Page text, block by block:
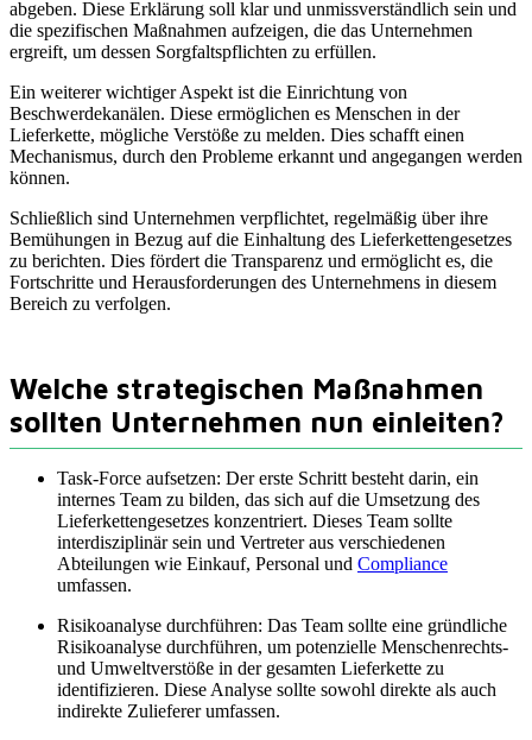
abgeben. Diese Erklärung soll klar und unmissverständlich sein und
die spezifischen Maßnahmen aufzeigen, die das Unternehmen
ergreift, um dessen Sorgfaltspflichten zu erfüllen.
Ein weiterer wichtiger Aspekt ist die Einrichtung von
Beschwerdekanälen. Diese ermöglichen es Menschen in der
Lieferkette, mögliche Verstöße zu melden. Dies schafft einen
Mechanismus, durch den Probleme erkannt und angegangen werden
können.
Schließlich sind Unternehmen verpflichtet, regelmäßig über ihre
Bemühungen in Bezug auf die Einhaltung des Lieferkettengesetzes
zu berichten. Dies fördert die Transparenz und ermöglicht es, die
Fortschritte und Herausforderungen des Unternehmens in diesem
Bereich zu verfolgen.
Welche strategischen Maßnahmen
sollten Unternehmen nun einleiten?
Task-Force aufsetzen: Der erste Schritt besteht darin, ein
internes Team zu bilden, das sich auf die Umsetzung des
Lieferkettengesetzes konzentriert. Dieses Team sollte
interdisziplinär sein und Vertreter aus verschiedenen
Abteilungen wie Einkauf, Personal und Compliance
umfassen.
Risikoanalyse durchführen: Das Team sollte eine gründliche
Risikoanalyse durchführen, um potenzielle Menschenrechts-
und Umweltverstöße in der gesamten Lieferkette zu
identifizieren. Diese Analyse sollte sowohl direkte als auch
indirekte Zulieferer umfassen.